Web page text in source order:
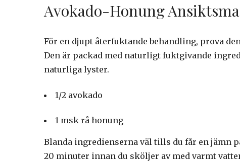
Avokado-Honung
För en djupt återfuktande behandling, prova
Den är packad med naturligt fuktgivande
naturliga lyster.
1/2 avokado
1 msk rå honung
Blanda ingredienserna väl tills du får en jämn
20 minuter innan du sköljer av med varmt